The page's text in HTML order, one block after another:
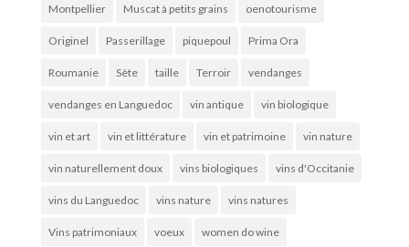
Montpellier Muscat à petits grains oenotourisme
Originel Passerillage piquepoul Prima Ora
Roumanie Sète taille Terroir vendanges
vendanges en Languedoc vin antique vin biologique
vin et art vin et littérature vin et patrimoine vin nature
vin naturellement doux vins biologiques vins d'Occitanie
vins du Languedoc vins nature vins natures
Vins patrimoniaux voeux women do wine